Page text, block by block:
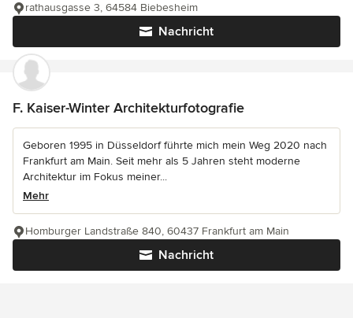
Nachricht
rathausgasse 3, 64584 Biebesheim
F. Kaiser-Winter Architekturfotografie
Geboren 1995 in Düsseldorf führte mich mein Weg 2020 nach
Frankfurt am Main. Seit mehr als 5 Jahren steht moderne
Architektur im Fokus meiner...
Mehr
Nachricht
Homburger Landstraße 840, 60437 Frankfurt am Main